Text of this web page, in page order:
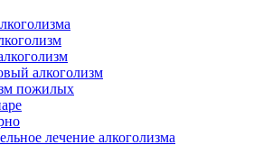
алкоголизм
пожилых
лечение алкоголизма